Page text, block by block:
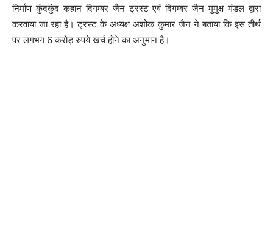
निर्माण कुंदकुंद कहान दिगम्बर जैन ट्रस्ट एवं दिगम्बर जैन मुमुक्ष मंडल द्वारा
करवाया जा रहा है। ट्रस्ट के अध्यक्ष अशोक कुमार जैन ने बताया कि इस तीर्थ
पर लगभग 6 करोड़ रुपये खर्च होने का अनुमान है।